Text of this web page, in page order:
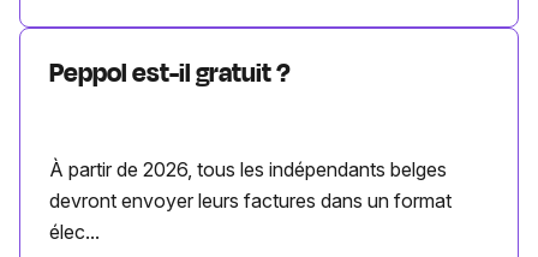
Peppol est-il gratuit ?
À partir de 2026, tous les indépendants belges
devront envoyer leurs factures dans un format
élec...